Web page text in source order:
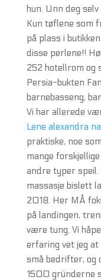
hun. Unn deg
Kun tøflene som
på plass i
disse perlene!!
252 hotellrom og
Persia-bukten
barnebasseng,
Vi har allerede
Lene alexandra
praktiske, noe
mange
andre typer
massasje bislett
2018. Her MÅ
på landingen,
være tung. Vi
erfaring vet jeg
små bedrifter, og
1500 gründerne